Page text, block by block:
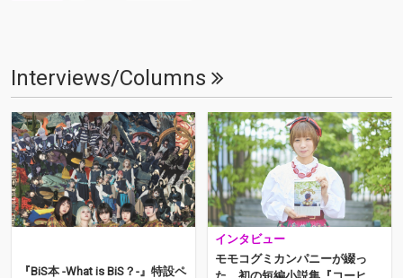
Interviews/Columns
『BiS本 -What is BiS？-』特設ペ
インタビュー
モモコグミカンパニーが綴っ